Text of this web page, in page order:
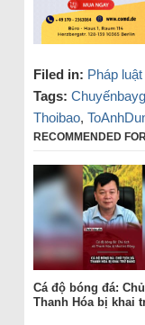
Filed in: Pháp luật
Tags:
Thoibao,
RECOMMENDED
Cá độ bóng đá:
Thanh Hóa bị khai